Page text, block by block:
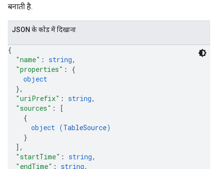
बनाती है.
JSON के काेड में दिखाना
{
"name" : string,
"properties" : {
object
},
"uriPrefix" : string,
"sources" :
[
{
object (TableSource)
}
] ,
"startTime" : string,
"endTime" : string,